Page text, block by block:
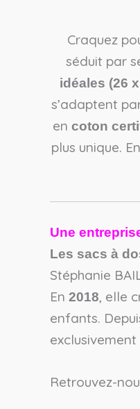
Craquez
séduit par
idéales (26
s’adaptent
en coton
plus unique.
Une
Les sacs à
Stéphanie
En 2018, elle
enfants.
Retrouvez-